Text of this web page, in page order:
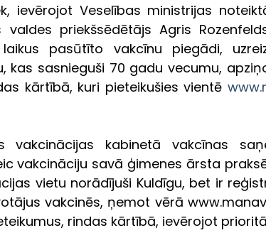
ievērojot Veselības ministrijas
valdes priekšsēdētājs Agris
pasūtīto vakcīnu piegādi,
kas sasnieguši 70 gadu vecumu,
kārtībā, kuri pieteikušies vientē
vakcinācijas kabinetā vakcīnas
vakcināciju savā ģimenes ārsta
vietu norādījuši Kuldīgu, bet ir
vakcinēs, ņemot vērā
rindas kārtībā, ievērojot